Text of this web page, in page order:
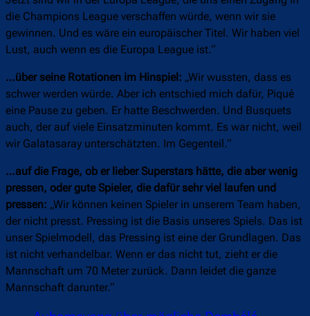
die Champions League verschaffen würde, wenn wir sie
gewinnen. Und es wäre ein europäischer Titel. Wir haben viel
Lust, auch wenn es die Europa League ist.“
…über seine Rotationen im Hinspiel: „Wir wussten, dass es
schwer werden würde. Aber ich entschied mich dafür, Piqué
eine Pause zu geben. Er hatte Beschwerden. Und Busquets
auch, der auf viele Einsatzminuten kommt. Es war nicht, weil
wir Galatasaray unterschätzten. Im Gegenteil.“
…auf die Frage, ob er lieber Superstars hätte, die aber wenig
pressen, oder gute Spieler, die dafür sehr viel laufen und
pressen: „Wir können keinen Spieler in unserem Team haben,
der nicht presst. Pressing ist die Basis unseres Spiels. Das ist
unser Spielmodell, das Pressing ist eine der Grundlagen. Das
ist nicht verhandelbar. Wenn er das nicht tut, zieht er die
Mannschaft um 70 Meter zurück. Dann leidet die ganze
Mannschaft darunter.“